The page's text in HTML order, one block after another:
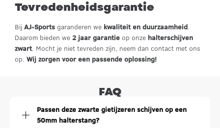
Tevredenheidsgarantie
Bij AJ-Sports garanderen we kwaliteit en duurzaamheid.
Daarom bieden we 2 jaar garantie op onze halterschijven
zwart. Mocht je niet tevreden zijn, neem dan contact met ons
op. Wij zorgen voor een passende oplossing!
FAQ
Passen deze zwarte gietijzeren schijven op een
50mm halterstang?